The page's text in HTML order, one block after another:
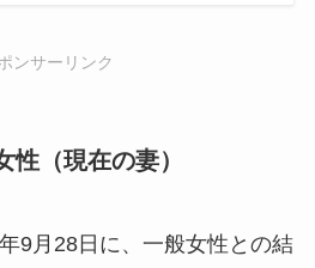
ンサーリンク
（現在の妻）
9月28日に、一般女性との結